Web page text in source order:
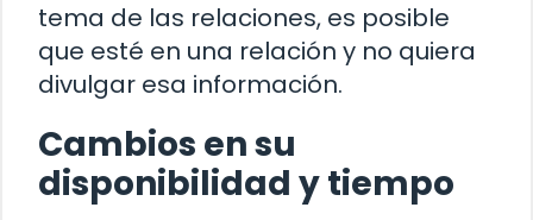
tema de las relaciones, es posible
que esté en una relación y no quiera
divulgar esa información.
Cambios en su
disponibilidad y tiempo